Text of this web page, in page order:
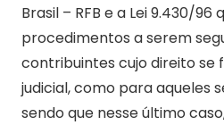
Brasil – RFB e a Lei 9.430/
procedimentos a serem
contribuintes cujo direito se
judicial, como para aqueles
sendo que nesse último